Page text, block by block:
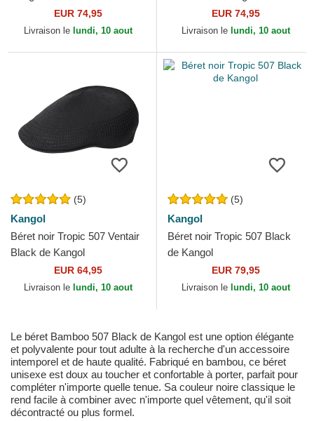
EUR 74,95
Livraison le lundi, 10 aout
EUR 74,95
Livraison le lundi, 10 aout
(5)
Kangol
Béret noir Tropic 507 Ventair
Black de Kangol
EUR 64,95
Livraison le lundi, 10 aout
(5)
Kangol
Béret noir Tropic 507 Black
de Kangol
EUR 79,95
Livraison le lundi, 10 aout
Le béret Bamboo 507 Black de Kangol est une option élégante
et polyvalente pour tout adulte à la recherche d'un accessoire
intemporel et de haute qualité. Fabriqué en bambou, ce béret
unisexe est doux au toucher et confortable à porter, parfait pour
compléter n'importe quelle tenue. Sa couleur noire classique le
rend facile à combiner avec n'importe quel vêtement, qu'il soit
décontracté ou plus formel.